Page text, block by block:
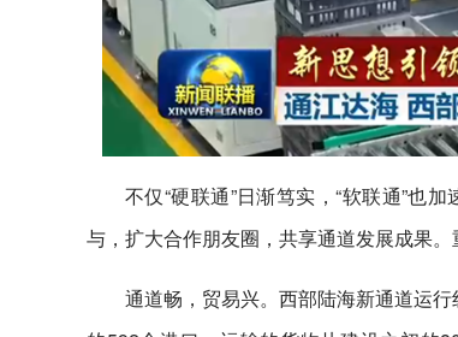
不仅“硬联通”日渐笃实，“软联通”也
与，扩大合作朋友圈，共享通道发展成果。
通道畅，贸易兴。西部陆海新通道运